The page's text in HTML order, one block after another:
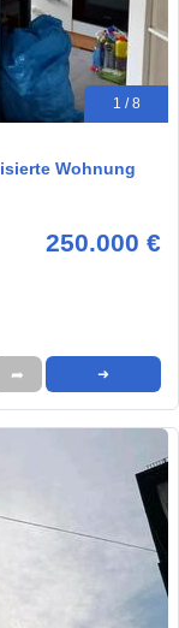
1 / 8
Wohnung
250.000 €
➦ ➜